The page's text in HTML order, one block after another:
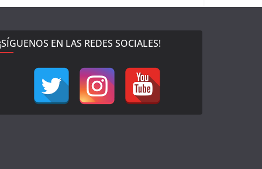
EN LAS REDES SOCIALES!